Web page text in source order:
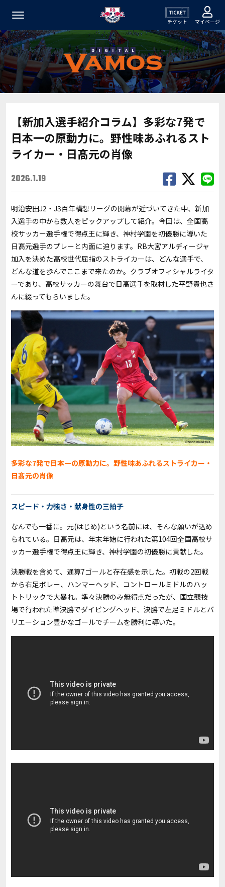
チケット マイページ
【新加入選手紹介コラム】多彩な7発で
日本一の原動力に。野性味あふれるスト
ライカー・日髙元の肖像
2026.1.19
明治安田J2・J3百年構想リーグの開幕が近づいてきた中、新加
入選手の中から数人をピックアップして紹介。今回は、全国高
校サッカー選手権で得点王に輝き、神村学園を初優勝に導いた
日髙元選手のプレーと内面に迫ります。RB大宮アルディージャ
加入を決めた高校世代屈指のストライカーは、どんな選手で、
どんな道を歩んでここまで来たのか。クラブオフィシャルライタ
ーであり、高校サッカーの舞台で日髙選手を取材した平野貴也さ
んに綴ってもらいました。
多彩な7発で日本一の原動力に。野性味あふれるストライカー・
日髙元の肖像
スピード・力強さ・献身性の三拍子
なんでも一番に。元(はじめ)という名前には、そんな願いが込め
られている。日髙元は、年末年始に行われた第104回全国高校サ
ッカー選手権で得点王に輝き、神村学園の初優勝に貢献した。
決勝戦を含めて、通算7ゴールと存在感を示した。初戦の2回戦
から右足ボレー、ハンマーヘッド、コントロールミドルのハッ
トトリックで大暴れ。準々決勝のみ無得点だったが、国立競技
場で行われた準決勝でダイビングヘッド、決勝で左足ミドルとバ
リエーション豊かなゴールでチームを勝利に導いた。